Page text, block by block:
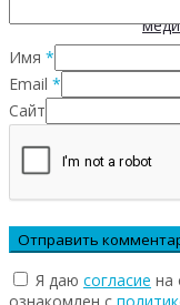
Имя *
Email *
Сайт
Я даю согласие на